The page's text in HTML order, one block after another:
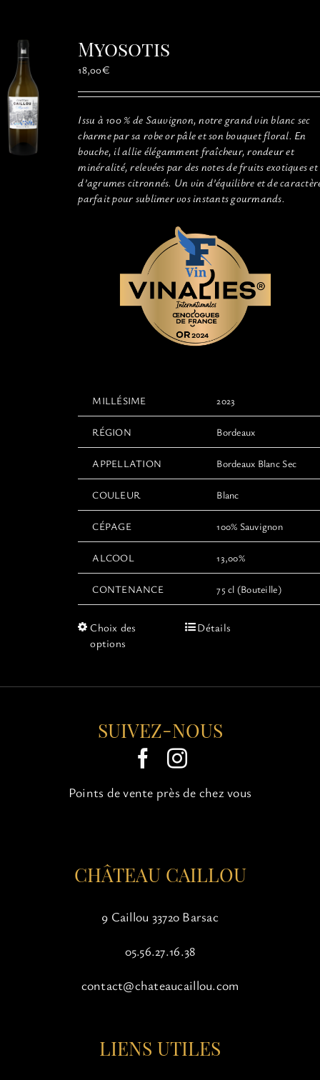
MON PANIERMyosotis
18,00€
Issu à 100 % de Sauvignon, notre grand vin blanc sec
charme par sa robe or pâle et son bouquet floral. En
bouche, il allie élégamment fraîcheur, rondeur et
minéralité, relevées par des notes de fruits exotiques et
d’agrumes citronnés. Un vin d’équilibre et de
parfait pour sublimer vos instants gourmands.
MILLÉSIME 2023
RÉGION Bordeaux
APPELLATION Bordeaux Blanc Sec
COULEUR Blanc
CÉPAGE 100% Sauvignon
ALCOOL 13,00%
CONTENANCE 75 cl (Bouteille)
Choix des
options
Ce
variations.
options
peuvent
être
choisies
la
Détails
SUIVEZ-NOUS
Points de vente près de chez vous
CHÂTEAU CAILLOU
9 Caillou 33720 Barsac
05.56.27.16.38
contact@chateaucaillou.com
LIENS UTILES